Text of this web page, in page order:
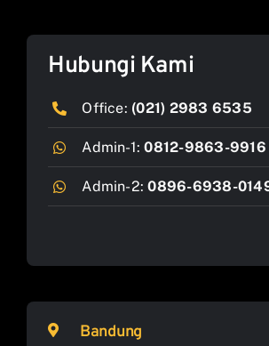
Hubungi Kami
Office: (021) 2983 6535
Admin-1:0812-9863-9916
Admin-2:0896-6938-
Bandung